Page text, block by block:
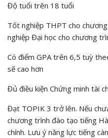
Độ tuổi trên 18 tuổi
Tốt nghiệp THPT cho
nghiệp Đại học cho chương
Có điểm GPA trên 6,5 tuỳ
sẽ cao hơn
Đủ điều kiện Chứng minh tài
Đạt TOPIK 3 trở lên. Nếu
chương trình đào tạo tiếng
chính. Lưu ý năng lực tiếng